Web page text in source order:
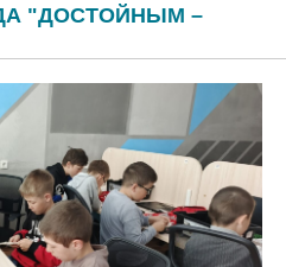
"ДОСТОЙНЫМ –